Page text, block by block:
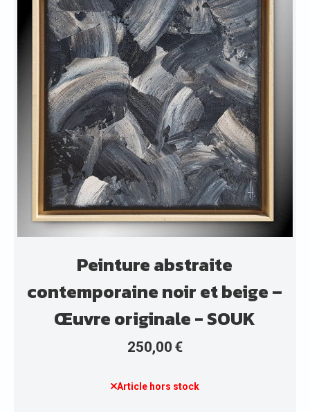
Peinture abstraite
contemporaine noir et beige –
Œuvre originale - SOUK
250,00 €
Article hors stock